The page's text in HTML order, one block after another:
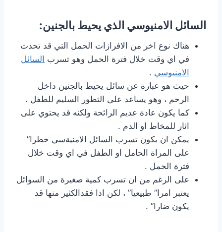
السائل الامنيوسي الذي يحيط بالجنين:
هناك نوع اخر من الافرازات الحمل التي قد تحدث
في اي وقت خلال فترة الحمل وهو تسرب السائل
الامنيوسي .
حيث هو عبارة عن سائل يحيط بالجنين داخل
الرحم ، وهو يساعد على التطور السليم للطفل .
كما يكون عادة عديم الرائحة ولكنه قد يحتوي على
اثار للمخاط او الدم .
يمكن ان يكون تسرب السائل الامنيةسي خطرا”
على المراة الحامل او الطفل في اي وقت خلال
فترة الحمل .
على الرغم من ان تسرب كمية صغيرة من السوائل
يعتبر امرا” طبيعيا” ، لكن اذا فقدالكثير منها قد
يكون ضارا” .